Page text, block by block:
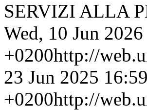
SERVIZI ALLA
Wed, 10 Jun
+0200http://
23 Jun 2025
+0200http://